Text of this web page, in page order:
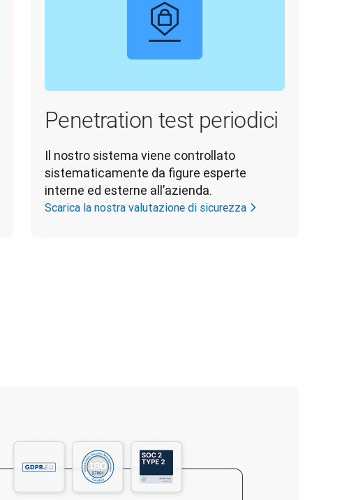
Penetration test periodici
Il nostro sistema viene controllato
sistematicamente da figure esperte
interne ed esterne all’azienda.
Scarica la nostra valutazione di sicurezza